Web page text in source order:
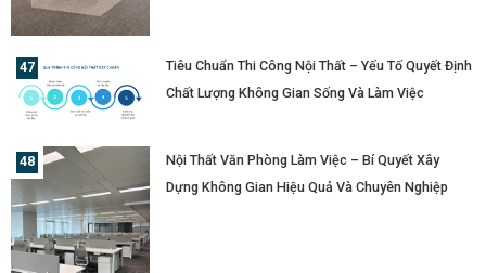
Tiêu Chuẩn Thi Công Nội Thất – Yếu Tố Quyết Định
Chất Lượng Không Gian Sống Và Làm Việc
Nội Thất Văn Phòng Làm Việc – Bí Quyết Xây
Dựng Không Gian Hiệu Quả Và Chuyên Nghiệp